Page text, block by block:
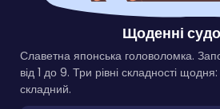
Щоденні
Славетна японська головоломка.
від 1 до 9. Три рівні складності
складний.